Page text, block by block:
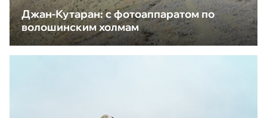
Джан-Кутаран: с фотоаппаратом по
волошинским холмам